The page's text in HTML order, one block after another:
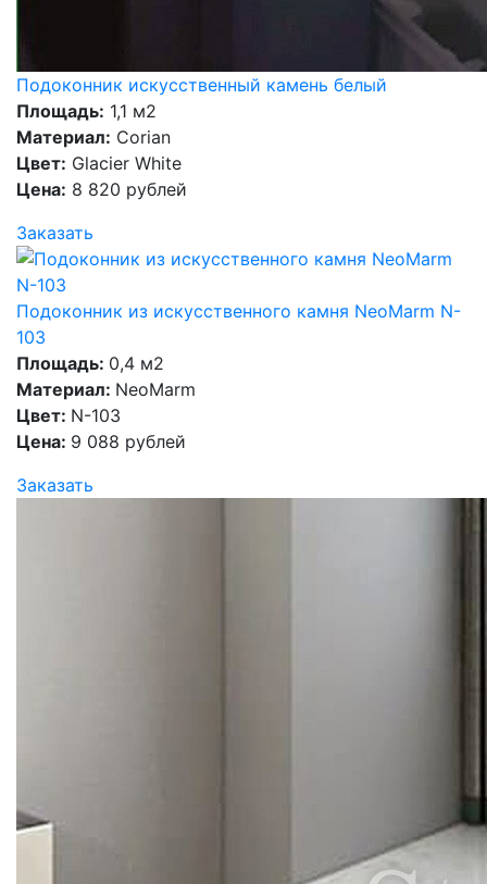
Подоконник искусственный камень белый
Площадь: 1,1 м2
Материал: Corian
Цвет: Glacier White
Цена: 8 820 рублей
Заказать
Подоконник из искусственного камня NeoMarm N-
103
Площадь: 0,4 м2
Материал: NeoMarm
Цвет: N-103
Цена: 9 088 рублей
Заказать